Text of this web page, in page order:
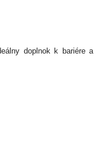
doplnok k bariére a